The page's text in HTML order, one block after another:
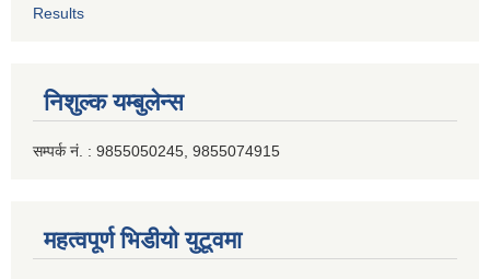
Results
निशुल्क यम्बुलेन्स
सम्पर्क नं. : 9855050245, 9855074915
महत्वपूर्ण भिडीयो युटूवमा